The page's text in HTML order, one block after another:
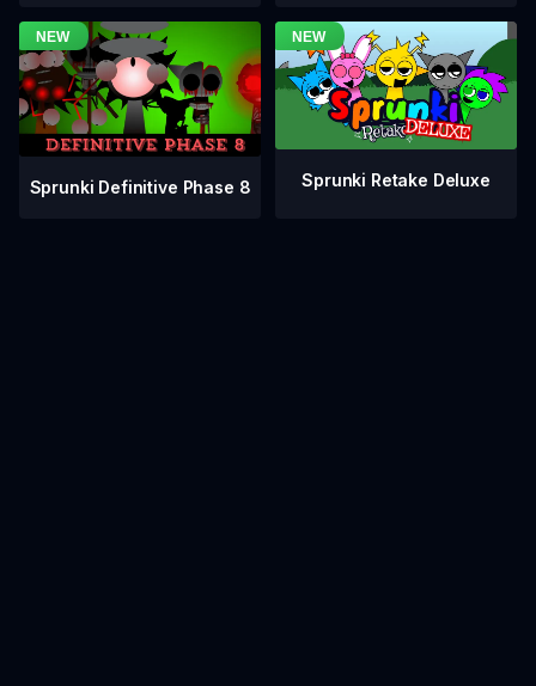
Sprunki Definitive Phase 8 Sprunki Retake Deluxe